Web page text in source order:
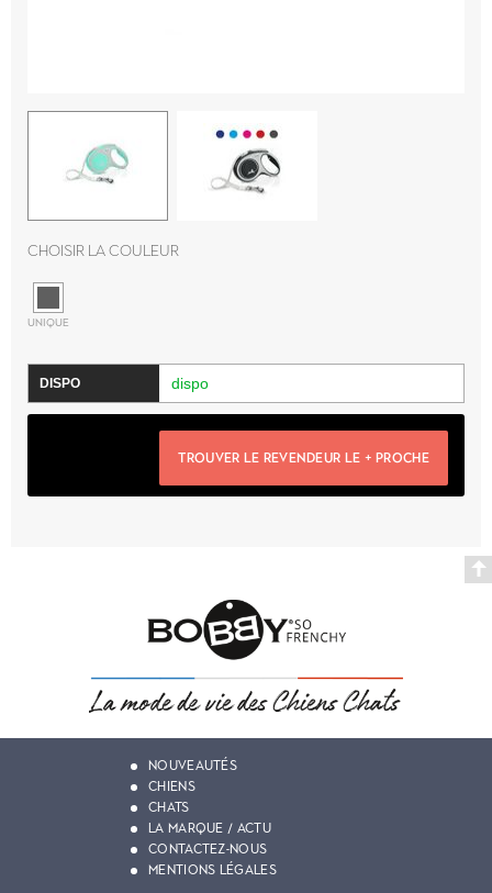
Choisir la couleur
UNIQUE
dispo
TROUVER LE REVENDEUR LE + PROCHE
NOUVEAUTÉS
CHIENS
CHATS
LA MARQUE / ACTU
CONTACTEZ-NOUS
MENTIONS LÉGALES